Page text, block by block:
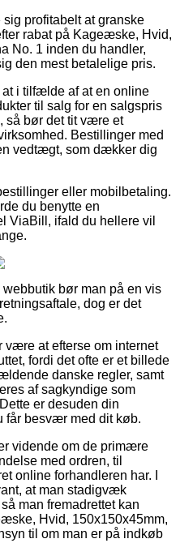
profitabelt at granske
rabat på Kageæske, Hvid,
No. 1 inden du handler,
den mest betalelige pris.
i tilfælde af at en online
til salg for en salgspris
så bør det tit være et
Bestillinger med
vedtægt, som dækker dig
eller mobilbetaling.
du benytte en
ViaBill, ifald du hellere vil
bør man på en vis
dog er det
være at efterse om internet
fordi det ofte er et billede
danske regler, samt
af sagkyndige som
er desuden din
får besvær med dit køb.
vidende om de primære
med ordren, til
online forhandleren har. I
at man stadigvæk
man fremadrettet kan
Hvid, 150x150x45mm,
til om man er på indkøb